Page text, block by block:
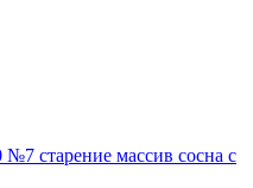
старение массив сосна с